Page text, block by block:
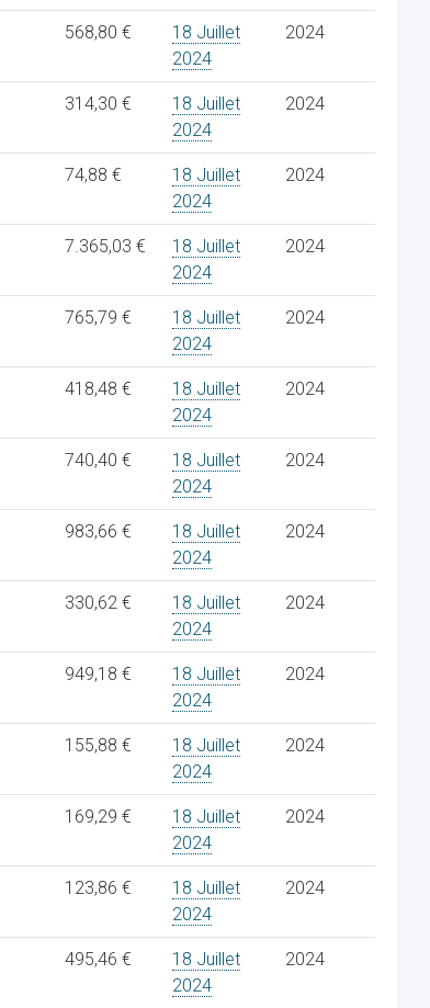
568,80 €
18 Juillet
2024
2024
314,30 €
18 Juillet
2024
2024
74,88 €
18 Juillet
2024
2024
7.365,03 €
18 Juillet
2024
2024
765,79 €
18 Juillet
2024
2024
418,48 €
18 Juillet
2024
2024
740,40 €
18 Juillet
2024
2024
983,66 €
18 Juillet
2024
2024
330,62 €
18 Juillet
2024
2024
949,18 €
18 Juillet
2024
2024
155,88 €
18 Juillet
2024
2024
169,29 €
18 Juillet
2024
2024
123,86 €
18 Juillet
2024
2024
495,46 €
18 Juillet
2024
2024